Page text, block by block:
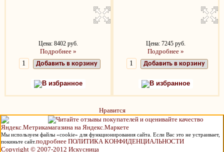
Цена: 8402 руб.
Подробнее »
Добавить в корзину
В избранное
Цена: 7245 руб.
Подробнее »
Добавить в корзину
В избранное
Нравится
Мы используем файлы «cookie» для функционирования сайта. Если Вас это не устраивает,
покиньте сайт.подробнее ПОЛИТИКА КОНФИДЕНЦИАЛЬНОСТИ
Copyright © 2007-2012 Искусница